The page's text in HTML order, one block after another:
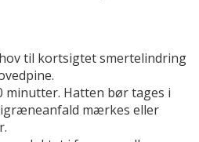
til kortsigtet smertelindring
minutter. Hatten bør tages i
mærkes eller